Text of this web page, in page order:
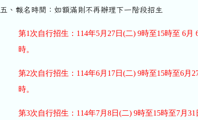
五、報名時間：如額滿則不再辦理下一階段招生
第1次自行招生：114年5月27日(二) 9時至15時至 6月
時。
第2次自行招生：114年6月17日(二) 9時至15時至6月
時。
第3次自行招生：114年7月8日(二) 9時至15時至7月31